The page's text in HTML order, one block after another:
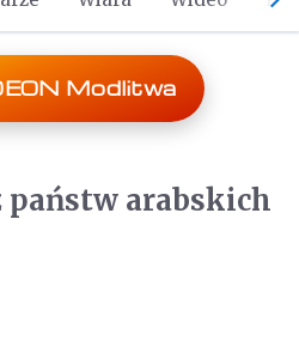
Modlitwa
państw arabskich